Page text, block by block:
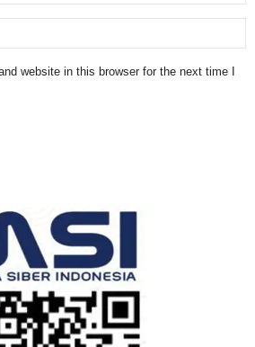
website in this browser for the next time I